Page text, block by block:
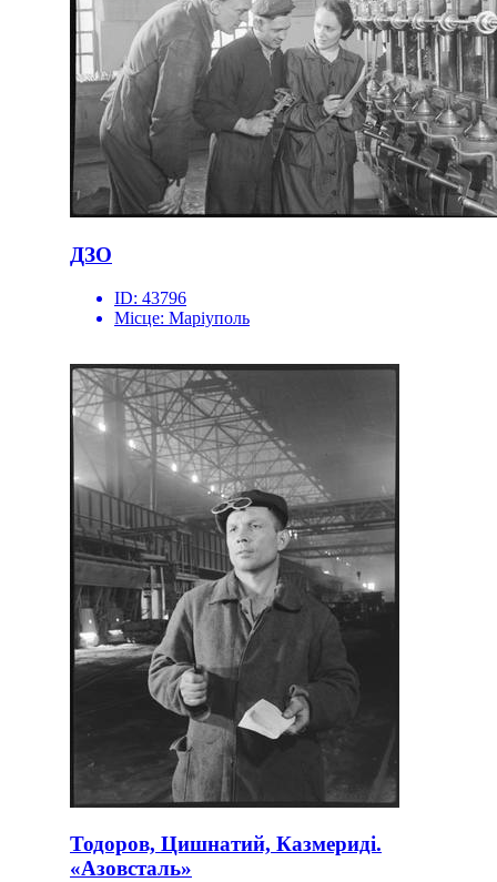
ДЗО
ID: 43796
Місце: Маріуполь
Тодоров, Цишнатий, Казмериді.
«Азовсталь»